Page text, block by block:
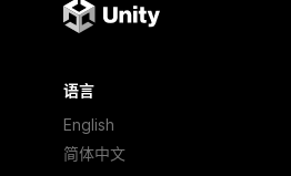
语言
English
简体中文